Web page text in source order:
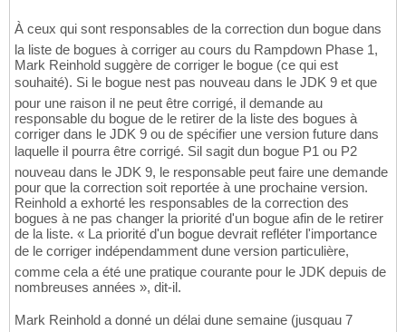
À ceux qui sont responsables de la correction dun bogue dans
la liste de bogues à corriger au cours du Rampdown Phase 1,
Mark Reinhold suggère de corriger le bogue (ce qui est
souhaité). Si le bogue nest pas nouveau dans le JDK 9 et que
pour une raison il ne peut être corrigé, il demande au
responsable du bogue de le retirer de la liste des bogues à
corriger dans le JDK 9 ou de spécifier une version future dans
laquelle il pourra être corrigé. Sil sagit dun bogue P1 ou P2
nouveau dans le JDK 9, le responsable peut faire une demande
pour que la correction soit reportée à une prochaine version.
Reinhold a exhorté les responsables de la correction des
bogues à ne pas changer la priorité d'un bogue afin de le retirer
de la liste. « La priorité d'un bogue devrait refléter l'importance
de le corriger indépendamment dune version particulière,
comme cela a été une pratique courante pour le JDK depuis de
nombreuses années », dit-il.
Mark Reinhold a donné un délai dune semaine (jusquau 7